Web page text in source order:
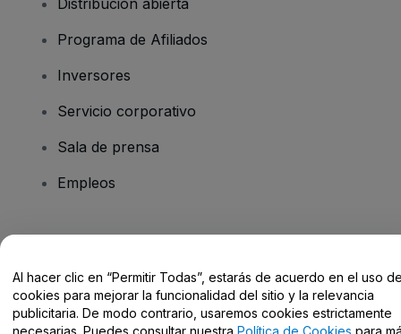
Distribución abierta
Programa de Afiliados
Inversores
Servicio corporativo
Sala de prensa
Empleos
Centro de Ayuda / Contacto
Al hacer clic en “Permitir Todas”, estarás de acuerdo en el uso
cookies para mejorar la funcionalidad del sitio y la relevancia
publicitaria. De modo contrario, usaremos cookies estrictamente
necesarias. Puedes consultar nuestra Política de Cookies para